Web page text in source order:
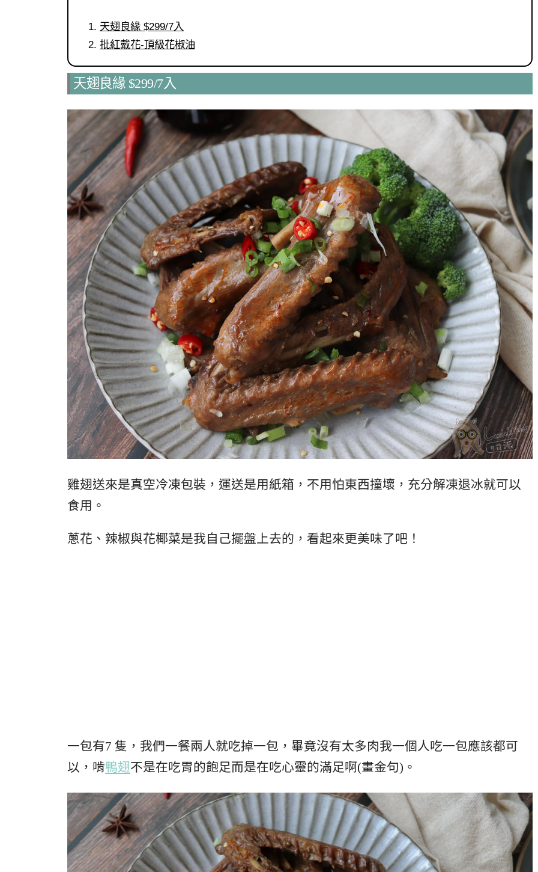
天翅良緣 $299/7入
批紅戴花-頂級花椒油
天翅良緣 $299/7入
雞翅送來是真空冷凍包裝，運送是用紙箱，不用怕東西撞壞，充分解凍退冰就可以
食用。
蔥花、辣椒與花椰菜是我自己擺盤上去的，看起來更美味了吧！
一包有7 隻，我們一餐兩人就吃掉一包，畢竟沒有太多肉我一個人吃一包應該都可
以，啃鴨翅不是在吃胃的飽足而是在吃心靈的滿足啊(畫金句)。